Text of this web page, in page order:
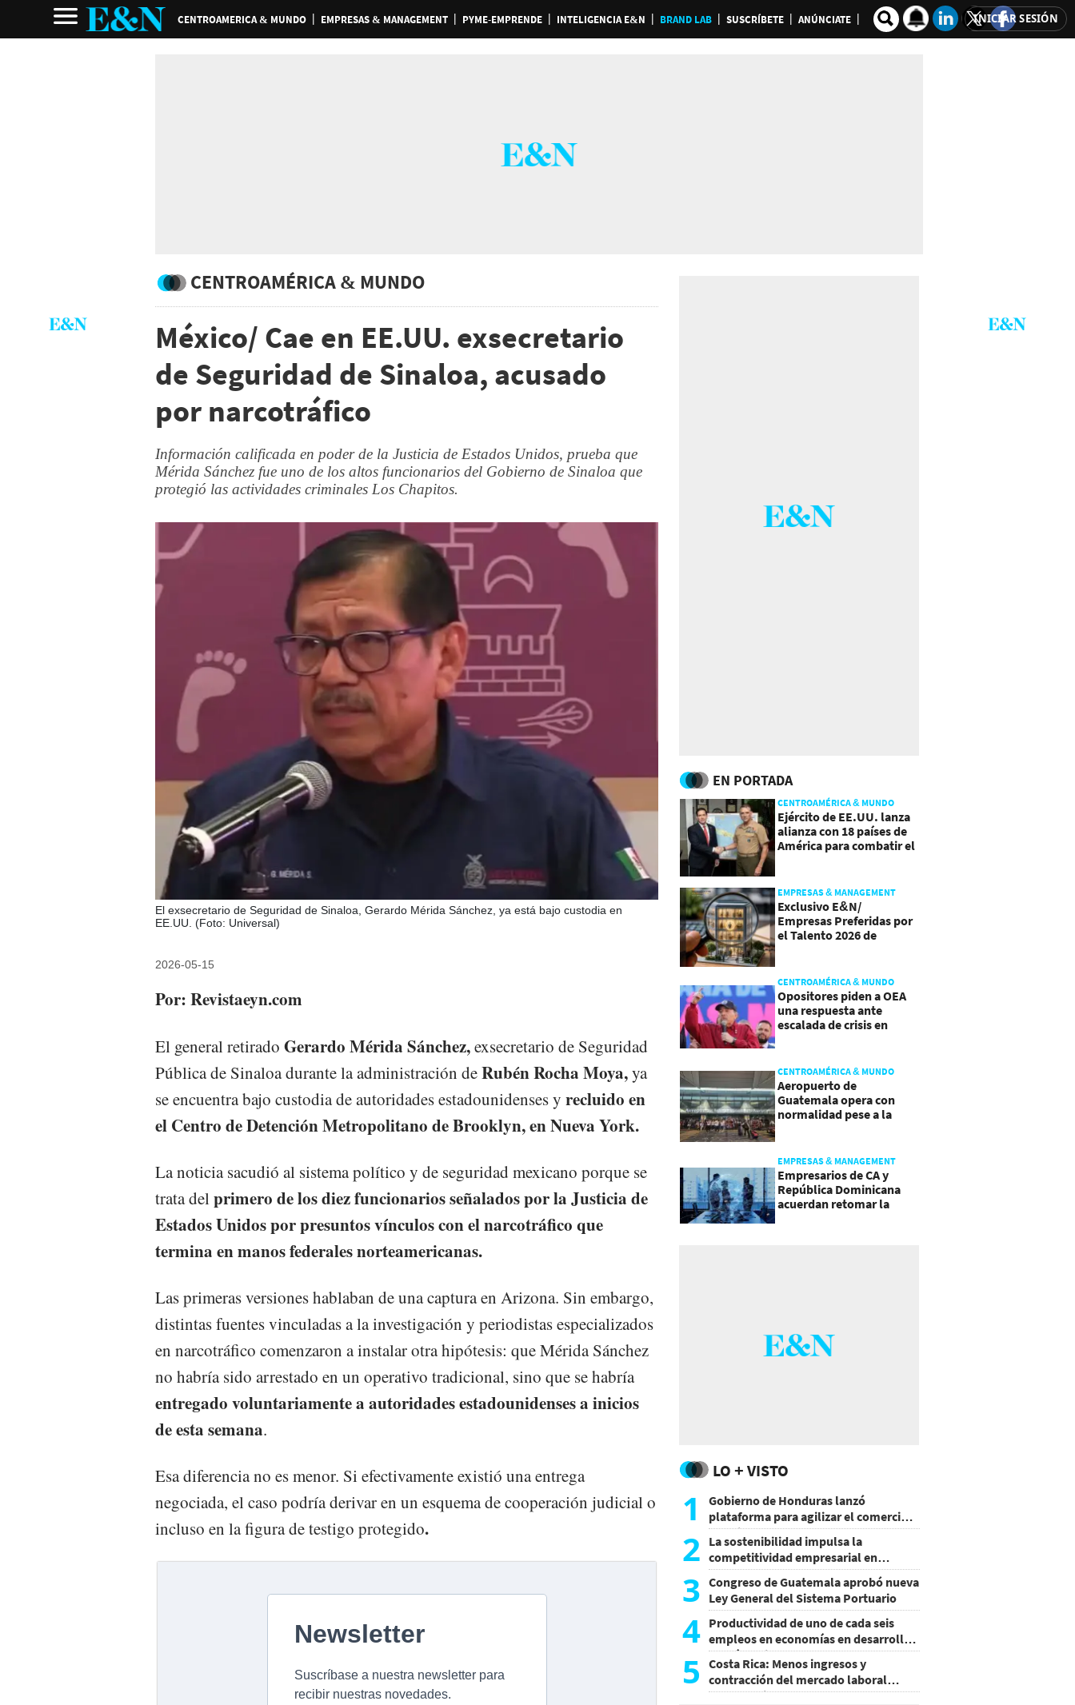
CENTROAMERICA & MUNDO EMPRESAS & MANAGEMENT PYME-EMPRENDE INTELIGENCIA E&N BRAND LAB SUSCRÍBETE ANÚNCIATE INICIAR SESIÓN
CENTROAMÉRICA & MUNDO
México/ Cae en EE.UU. exsecretario
de Seguridad de Sinaloa, acusado
por narcotráfico
Información calificada en poder de la Justicia de Estados Unidos, prueba que
Mérida Sánchez fue uno de los altos funcionarios del Gobierno de Sinaloa que
protegió las actividades criminales Los Chapitos.
El exsecretario de Seguridad de Sinaloa, Gerardo Mérida Sánchez, ya está bajo custodia en
EE.UU. (Foto: Universal)
2026-05-15
Por: Revistaeyn.com
El general retirado Gerardo Mérida Sánchez,exsecretario de Seguridad
Pública de Sinaloa durante la administración deRubén Rocha Moya,ya
se encuentra bajo custodia de autoridades estadounidenses y recluido en
el Centro de Detención Metropolitano de Brooklyn, en Nueva York.
La noticia sacudió al sistema político y de seguridad mexicano porque se
trata delprimero de los diez funcionarios señalados por la Justicia de
Estados Unidos por presuntos vínculos con el narcotráfico que
termina en manos federales norteamericanas.
Las primeras versiones hablaban de una captura en Arizona. Sin embargo,
distintas fuentes vinculadas a la investigación y periodistas especializados
en narcotráfico comenzaron a instalar otra hipótesis: que Mérida Sánchez
no habría sido arrestado en un operativo tradicional, sino que se habría
entregado voluntariamente a autoridades estadounidenses a inicios
de esta semana.
Esa diferencia no es menor. Si efectivamente existió una entrega
negociada, el caso podría derivar en un esquema de cooperación judicial o
incluso en la figura de testigo protegido.
EN PORTADA
CENTROAMÉRICA & MUNDO
Ejército de EE.UU. lanza
alianza con 18 países de
América para combatir el
EMPRESAS & MANAGEMENT
Exclusivo E&N/
Empresas Preferidas por
el Talento 2026 de
CENTROAMÉRICA & MUNDO
Opositores piden a OEA
una respuesta ante
escalada de crisis en
CENTROAMÉRICA & MUNDO
Aeropuerto de
Guatemala opera con
normalidad pese a la
EMPRESAS & MANAGEMENT
Empresarios de CA y
República Dominicana
acuerdan retomar la
LO + VISTO
1
Gobierno de Honduras lanzó
plataforma para agilizar el comercio
exterior
2 La sostenibilidad impulsa la
competitividad empresarial en
Guatemala
3 Congreso de Guatemala aprobó nueva
Ley General del Sistema Portuario
4 Productividad de uno de cada seis
empleos en economías en desarrollo
podría mejorar por la IA
5
Costa Rica: Menos ingresos y
contracción del mercado laboral
causan baja del consumo